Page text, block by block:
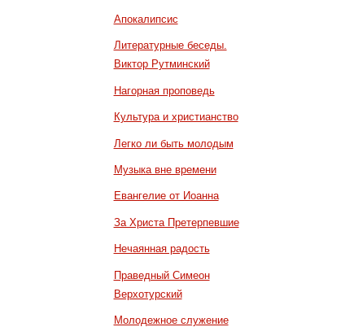
Апокалипсис
Литературные беседы.
Виктор Рутминский
Нагорная проповедь
Культура и христианство
Легко ли быть молодым
Музыка вне времени
Евангелие от Иоанна
За Христа Претерпевшие
Нечаянная радость
Праведный Симеон
Верхотурский
Молодежное служение